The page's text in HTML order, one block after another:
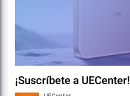
¡Suscríbete a UECenter!